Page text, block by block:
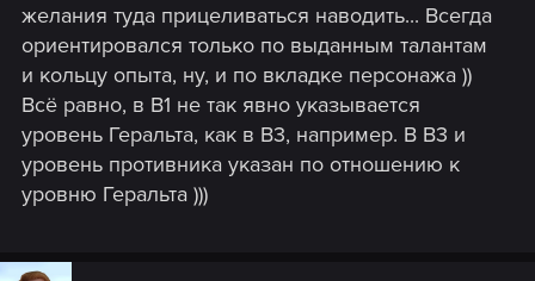
желания туда прицеливаться наводить... Всегда
ориентировался только по выданным талантам
и кольцу опыта, ну, и по вкладке персонажа ))
Всё равно, в В1 не так явно указывается
уровень Геральта, как в В3, например. В В3 и
уровень противника указан по отношению к
уровню Геральта )))